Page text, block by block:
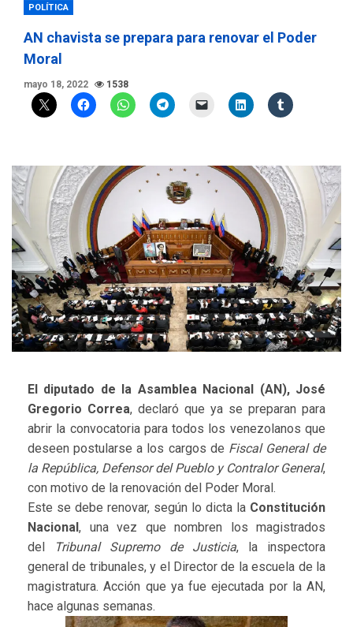
POLÍTICA
AN chavista se prepara para renovar el Poder
Moral
mayo 18, 2022 1538
El diputado de la Asamblea Nacional (AN), José
Gregorio Correa, declaró que ya se preparan para
abrir la convocatoria para todos los venezolanos que
deseen postularse a los cargos de Fiscal General de
la República, Defensor del Pueblo y Contralor General,
con motivo de la renovación del Poder Moral.
Este se debe renovar, según lo dicta la Constitución
Nacional, una vez que nombren los magistrados
del
Tribunal Supremo de Justicia, la inspectora
general de tribunales, y el Director de la escuela de la
magistratura. Acción que ya fue ejecutada por la AN,
hace algunas semanas.